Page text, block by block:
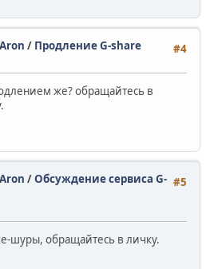
#4
/ Продление G-share
же? обращайтесь в
#5
/Обсуждение сервиса G-
шуры, обращайтесь в личку.